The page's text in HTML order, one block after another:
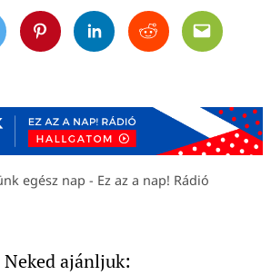
PinterestLinkedinRedditEmail
egész nap - Ez az a nap! Rádió
Neked ajánljuk: